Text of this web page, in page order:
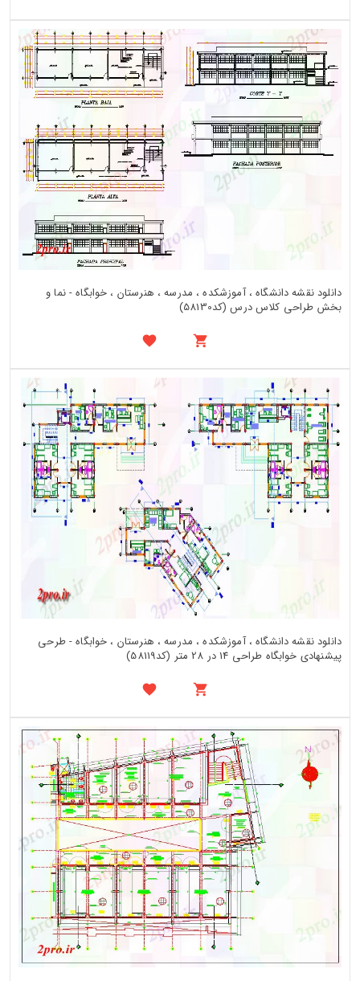
دانلود نقشه دانشگاه ، آموزشکده ، مدرسه ، هنرستان ، خوابگاه - نما و
بخش طراحی کلاس درس (کد58130)
دانلود نقشه دانشگاه ، آموزشکده ، مدرسه ، هنرستان ، خوابگاه - طرحی
پیشنهادی خوابگاه طراحی 14 در 28 متر (کد58119)